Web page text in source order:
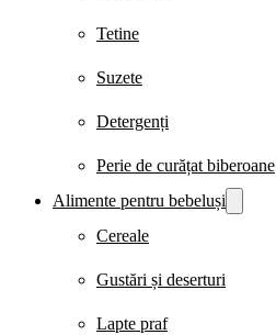
Tetine
Suzete
Detergenți
Perie de curățat biberoane
Alimente pentru bebeluși
Cereale
Gustări și deserturi
Lapte praf